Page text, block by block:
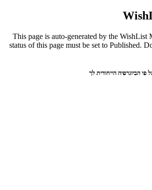
This page is auto-generated by the WishList
status of this page must be set to Published.
פי הביוגרפיה הייחודית לך